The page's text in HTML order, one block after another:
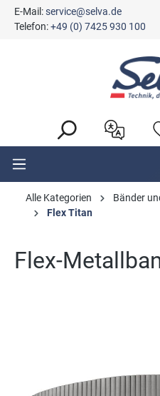
springen
E-Mail:service@selva.de
Telefon:+49 (0) 7425 930 100
Alle Kategorien Bänder
Flex Titan
Flex-